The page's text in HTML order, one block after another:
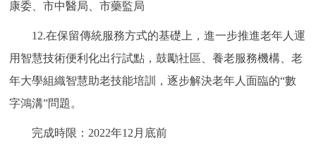
康委、市中醫局、市藥監局
12.在保留傳統服務方式的基礎上，進一步推進老年人運
用智慧技術便利化出行試點，鼓勵社區、養老服務機構、老
年大學組織智慧助老技能培訓，逐步解決老年人面臨的“數
字鴻溝”問題。
完成時限：2022年12月底前